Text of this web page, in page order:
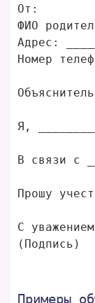
От:
ФИО
Адрес:
Номер
Я,
В связи с
Прошу
С
Примеры